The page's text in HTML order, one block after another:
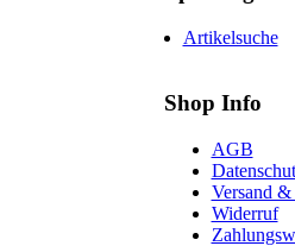
Artikelsuche
Shop Info
AGB
Versand
Widerruf